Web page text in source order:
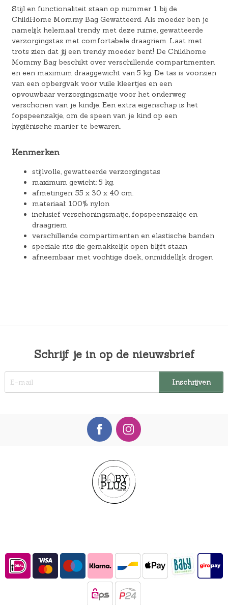
Stijl en functionaliteit staan op nummer 1 bij de
ChildHome Mommy Bag Gewatteerd. Als moeder ben je
namelijk helemaal trendy met deze ruime, gewatteerde
verzorgingstas met comfortabele draagriem. Laat met
trots zien dat jij een trendy moeder bent! De Childhome
Mommy Bag beschikt over verschillende compartimenten
en een maximum draaggewicht van 5 kg. De tas is voorzien
van een opbergvak voor vuile kleertjes en een
opvouwbaar verzorgingsmatje voor het onderweg
verschonen van je kindje. Een extra eigenschap is het
fopspeenzakje, om de speen van je kind op een
hygiënische manier te bewaren.
Kenmerken
stijlvolle, gewatteerde verzorgingstas
maximum gewicht: 5 kg.
afmetingen: 55 x 30 x 40 cm.
materiaal: 100% nylon
inclusief verschoningsmatje, fopspeenszakje en
draagriem
verschillende compartimenten en elastische banden
speciale rits die gemakkelijk open blijft staan
afneembaar met vochtige doek, onmiddellijk drogen
Schrijf je in op de nieuwsbrief